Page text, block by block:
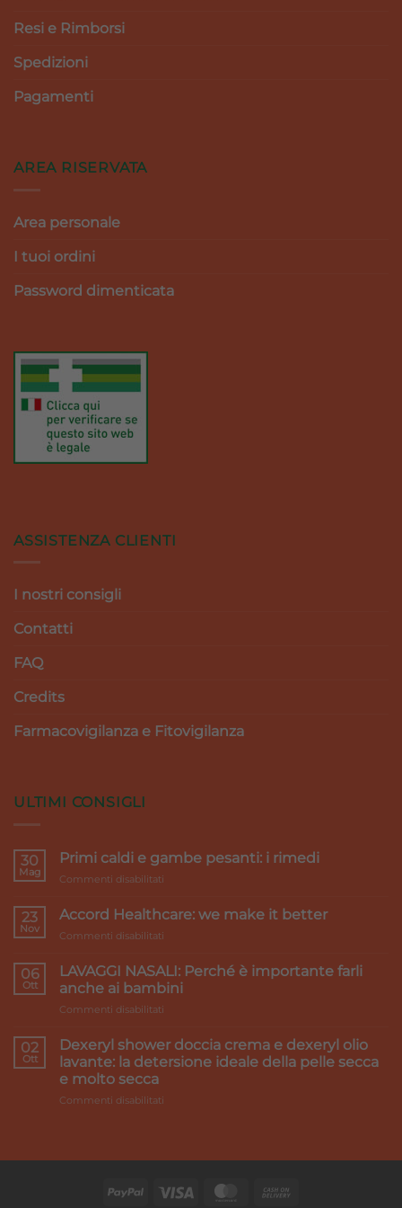
Resi e Rimborsi
Spedizioni
Pagamenti
AREA RISERVATA
Area personale
I tuoi ordini
Password dimenticata
ASSISTENZA CLIENTI
I nostri consigli
Contatti
FAQ
Credits
Farmacovigilanza e Fitovigilanza
ULTIMI CONSIGLI
30
Mag
Primi caldi e gambe pesanti: i rimedi
Commenti disabilitati
e
i
rimedi
23
Nov
Accord Healthcare: we make it better
Commenti disabilitati
Healthcare:
we
make
06
Ott
LAVAGGI NASALI: Perché è importante farli
anche ai bambini
Commenti disabilitati
NASALI:
Perché
è
02
Ott
Dexeryl shower doccia crema e dexeryl olio
lavante: la detersione ideale della pelle secca
e molto secca
Commenti disabilitati
crema
dexeryl